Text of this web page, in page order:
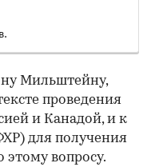
Мильштейну,
проведения
и Канадой, и к
для получения
вопросу.